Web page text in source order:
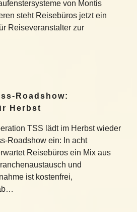
von Montis
steht Reisebüros jetzt ein
Reiseveranstalter zur
Roadshow:
Herbst
TSS lädt im Herbst wieder
Roadshow ein: In acht
Reisebüros ein Mix aus
und
ist kostenfrei,